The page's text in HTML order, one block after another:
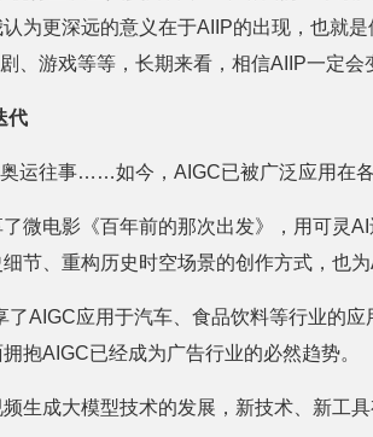
为更深远的意义在于AIIP的出现，也就
、游戏等等，长期来看，相信AIIP一定会
代
运往事……如今，AIGC已被广泛应用在各
微电影《百年前的那次出发》，用可灵
节、重构历史时空场景的创作方式，也为
AIGC应用于汽车、食品饮料等行业的
抱AIGC已经成为广告行业的必然趋势。
生成大模型技术的发展，新技术、新工